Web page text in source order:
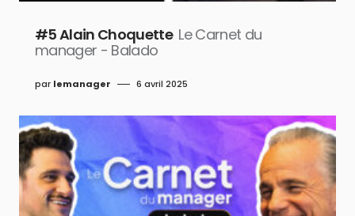
#5 Alain Choquette Le Carnet du
manager - Balado
par lemanager 6 avril 2025